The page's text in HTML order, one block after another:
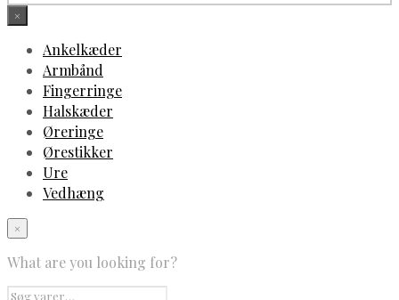
×
Ankelkæder
Armbånd
Fingerringe
Halskæder
Øreringe
Ørestikker
Ure
Vedhæng
×
What are you looking for?